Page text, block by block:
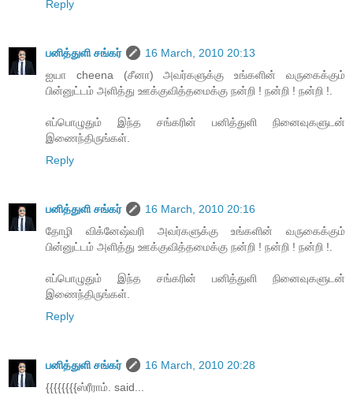
Reply
பனித்துளி சங்கர்
16 March, 2010 20:13
ஐயா cheena (சீனா) அவர்களுக்கு உங்களின் வருகைக்கும்
பின்னுட்டம் அளித்து ஊக்குவித்தமைக்கு நன்றி ! நன்றி ! நன்றி !.
எப்பொழுதும் இந்த சங்கரின் பனித்துளி நினைவுகளுடன்
இணைந்திருங்கள்.
Reply
பனித்துளி சங்கர்
16 March, 2010 20:16
தோழி விக்னேஷ்வரி அவர்களுக்கு உங்களின் வருகைக்கும்
பின்னுட்டம் அளித்து ஊக்குவித்தமைக்கு நன்றி ! நன்றி ! நன்றி !.
எப்பொழுதும் இந்த சங்கரின் பனித்துளி நினைவுகளுடன்
இணைந்திருங்கள்.
Reply
பனித்துளி சங்கர்
16 March, 2010 20:28
{{{{{{{{ஸ்ரீராம். said...